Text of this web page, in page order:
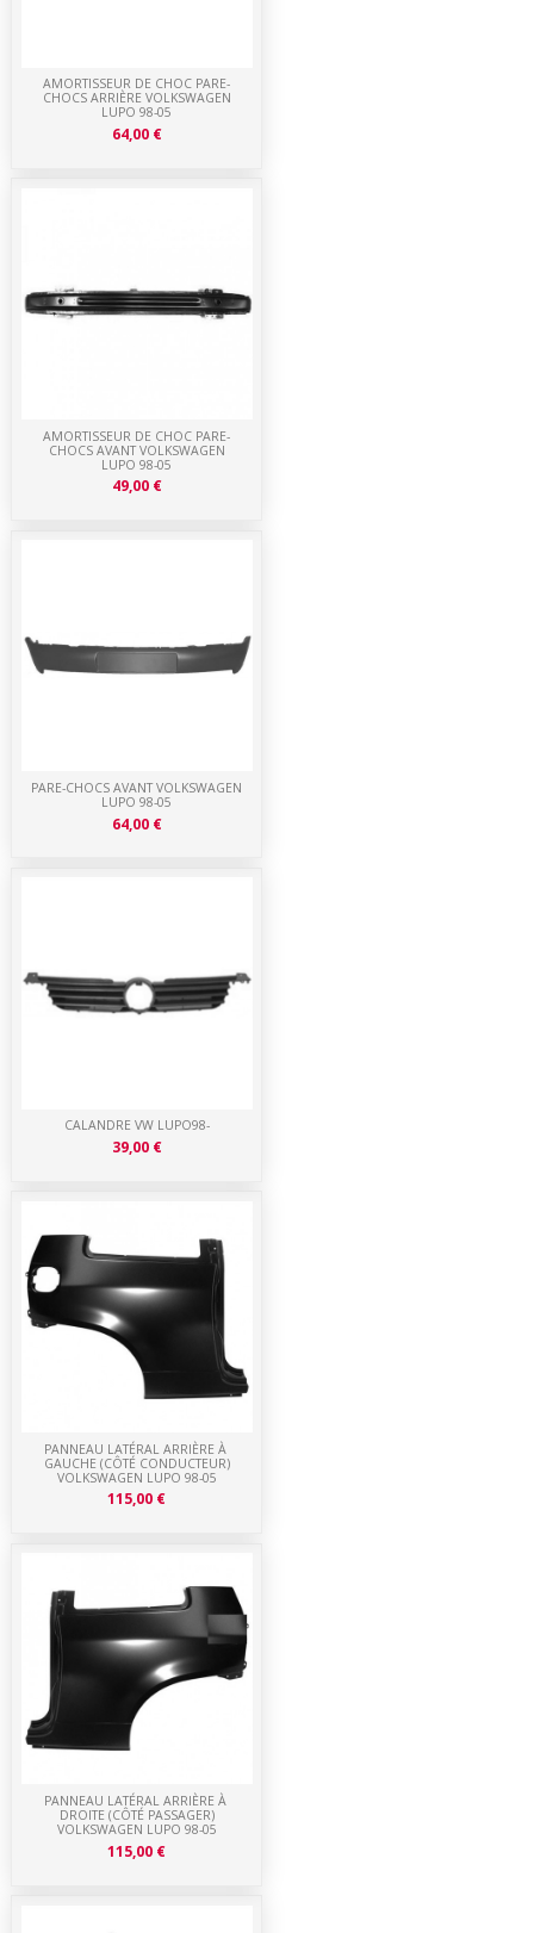
PANNEAU LATÉRAL ARRIÈRE À
DROITE (CÔTÉ PASSAGER)
VOLKSWAGEN LUPO 98-05
115,00 €
PANNEAU LATÉRAL ARRIÈRE À
GAUCHE (CÔTÉ CONDUCTEUR)
VOLKSWAGEN LUPO 98-05
115,00 €
CALANDRE VW LUPO98-
39,00 €
PARE-CHOCS AVANT VOLKSWAGEN
LUPO 98-05
64,00 €
AMORTISSEUR DE CHOC PARE-
CHOCS AVANT VOLKSWAGEN
LUPO 98-05
49,00 €
AMORTISSEUR DE CHOC PARE-
CHOCS ARRIÈRE VOLKSWAGEN
LUPO 98-05
64,00 €